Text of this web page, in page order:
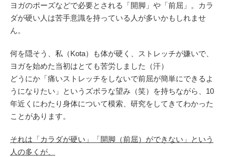
ヨガのポーズなどで必要とされる「開脚」や「前屈」。カラ
ダが硬い人は苦手意識を持っている人が多いかもしれませ
ん。
何を隠そう、私（Kota）も体が硬く、ストレッチが嫌いで、
ヨガを始めた当初はとても苦労しました（汗）
どうにか「痛いストレッチをしないで前屈が簡単にできるよ
うになりたい」というズボラな望み（笑）を持ちながら、10
年近くにわたり身体について模索、研究をしてきてわかった
ことがあります。
それは「カラダが硬い」「開脚（前屈）ができない」という
人の多くが、